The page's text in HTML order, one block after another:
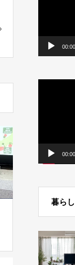
00:00
動
00:00
暮ら